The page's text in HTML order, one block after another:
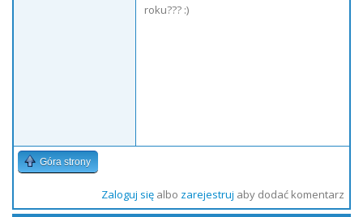
roku??? :)
Góra strony
Zaloguj sięalbo zarejestruj aby dodać komentarz